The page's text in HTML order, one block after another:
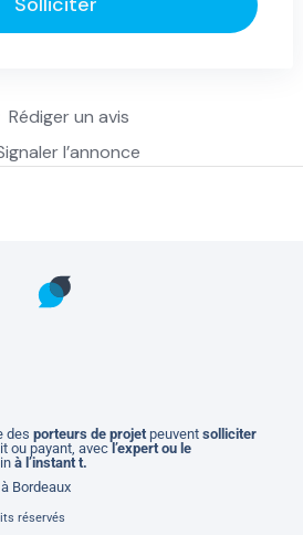
Rédiger un avis
l’annonce
desporteurs de projet peuventsolliciter
ou payant, avec l’expert ou le
à l’instant t.
Bordeaux
réservés